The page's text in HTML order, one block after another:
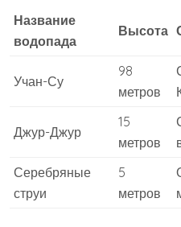
Название
водопада
Высота
Учан-Су
98
метров
Джур-Джур
15
метров
Серебряные
струи
5
метров